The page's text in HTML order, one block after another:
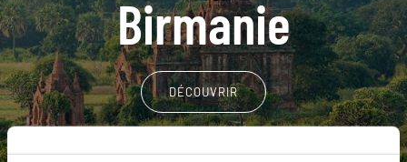
Birmanie
DÉCOUVRIR